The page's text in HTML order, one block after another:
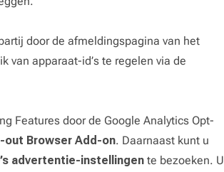
door de afmeldingspagina van het
van apparaat-id’s te regelen via de
Features door de Google Analytics Opt-
out Browser Add-on. Daarnaast kunt u
advertentie-instellingen te bezoeken. U